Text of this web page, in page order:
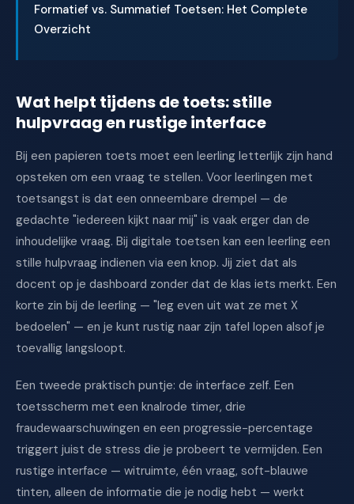
Formatief vs. Summatief Toetsen: Het Complete
Overzicht
Wat helpt tijdens de toets: stille
hulpvraag en rustige interface
Bij een papieren toets moet een leerling letterlijk zijn hand
opsteken om een vraag te stellen. Voor leerlingen met
toetsangst is dat een onneembare drempel — de
gedachte "iedereen kijkt naar mij" is vaak erger dan de
inhoudelijke vraag. Bij digitale toetsen kan een leerling een
stille hulpvraag indienen via een knop. Jij ziet dat als
docent op je dashboard zonder dat de klas iets merkt. Een
korte zin bij de leerling — "leg even uit wat ze met X
bedoelen" — en je kunt rustig naar zijn tafel lopen alsof je
toevallig langsloopt.
Een tweede praktisch puntje: de interface zelf. Een
toetsscherm met een knalrode timer, drie
fraudewaarschuwingen en een progressie-percentage
triggert juist de stress die je probeert te vermijden. Een
rustige interface — witruimte, één vraag, soft-blauwe
tinten, alleen de informatie die je nodig hebt — werkt